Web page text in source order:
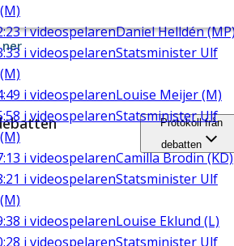
i videospelarenDaniel Helldén
i videospelarenStatsminister Ulf
i videospelarenLouise Meijer (M)
i videospelarenStatsminister Ulf
i videospelarenCamilla Brodin (KD)
i videospelarenStatsminister Ulf
i videospelarenLouise Eklund (L)
i videospelarenStatsminister Ulf
ner
Protokoll från
debatten